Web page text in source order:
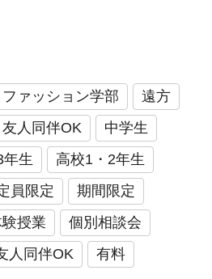
ファッション学部
遠方
友人同伴OK
中学生
年生
高校1・2年生
員限定
期間限定
授業
個別相談会
人同伴OK
有料